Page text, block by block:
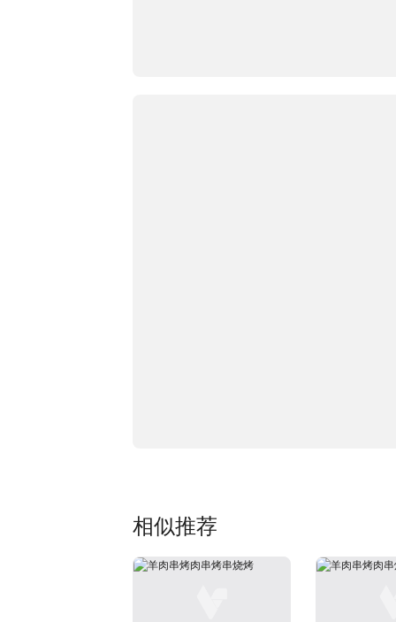
相似推荐